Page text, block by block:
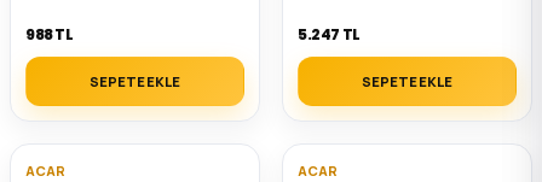
Parça
988 TL
SEPETE EKLE
5.247 TL
SEPETE EKLE
ACAR ACAR